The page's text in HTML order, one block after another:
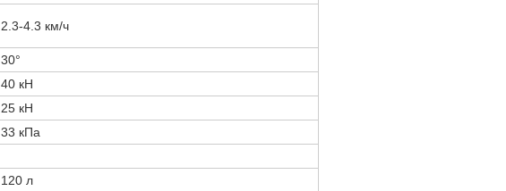
2.3-4.3 км/ч
30°
40 кН
25 кН
33 кПа
120 л